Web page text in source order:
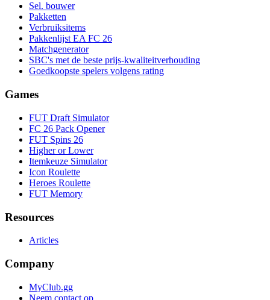
Sel. bouwer
Pakketten
Verbruiksitems
Pakkenlijst EA FC 26
Matchgenerator
SBC's met de beste prijs-kwaliteitverhouding
Goedkoopste spelers volgens rating
Games
FUT Draft Simulator
FC 26 Pack Opener
FUT Spins 26
Higher or Lower
Itemkeuze Simulator
Icon Roulette
Heroes Roulette
FUT Memory
Resources
Articles
Company
MyClub.gg
Neem contact op